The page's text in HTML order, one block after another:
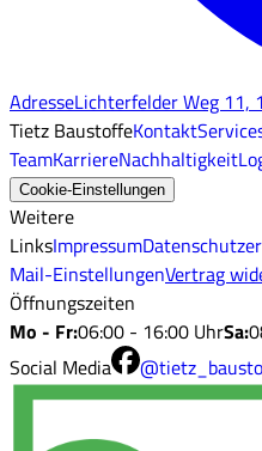
AdresseLichterfelder Weg 11,
Tietz BaustoffeKontakt
TeamKarriereNachhaltigkeit
Cookie-Einstellungen
Weitere
LinksImpressum
Mail-EinstellungenVertrag
Öffnungszeiten
Mo - Fr:06:00 - 16:00 UhrSa:
Social Media